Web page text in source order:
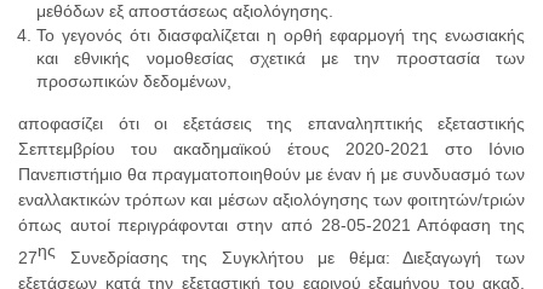
μεθόδων εξ αποστάσεως αξιολόγησης.
Το γεγονός ότι διασφαλίζεται η ορθή εφαρμογή της ενωσιακής
και εθνικής νομοθεσίας σχετικά με την προστασία των
προσωπικών δεδομένων,
αποφασίζει ότι οι εξετάσεις της επαναληπτικής εξεταστικής
Σεπτεμβρίου του ακαδημαϊκού έτους 2020-2021 στο Ιόνιο
Πανεπιστήμιο θα πραγματοποιηθούν με έναν ή με συνδυασμό των
εναλλακτικών τρόπων και μέσων αξιολόγησης των φοιτητών/τριών
όπως αυτοί περιγράφονται στην από 28-05-2021 Απόφαση της
27ης Συνεδρίασης της Συγκλήτου με θέμα: Διεξαγωγή των
εξετάσεων κατά την εξεταστική του εαρινού εξαμήνου του ακαδ.